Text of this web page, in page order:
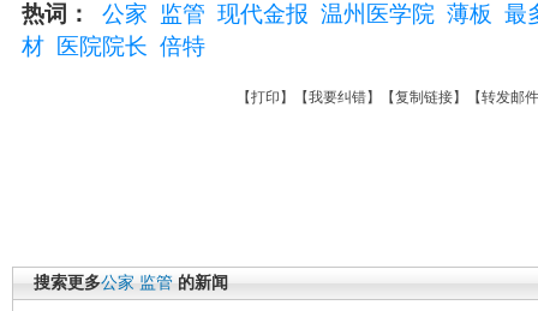
热词： 公家 监管 现代金报 温州医学院 薄板 最
材
医院院长 倍特
【打印 】【我要纠错】【复制链接】【转发邮件
搜索更多公家 监管 的新闻